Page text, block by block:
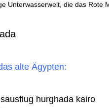
Unterwasserwelt, die das Rote
alte Ägypten:
hurghada kairo